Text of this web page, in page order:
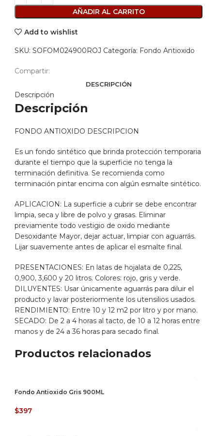
AÑADIR AL CARRITO
Add to wishlist
SKU: SOFOM024900ROJ Categoría: Fondo Antioxido
Compartir:
DESCRIPCIÓN
Descripción
Descripción
FONDO ANTIOXIDO DESCRIPCION
Es un fondo sintético que brinda protección temporaria
durante el tiempo que la superficie no tenga la
terminación definitiva. Se recomienda como
terminación pintar encima con algún esmalte sintético.
APLICACION: La superficie a cubrir se debe encontrar
limpia, seca y libre de polvo y grasas. Eliminar
previamente todo vestigio de oxido mediante
Desoxidante Mayor, dejar actuar, limpiar con aguarrás.
Lijar suavemente antes de aplicar el esmalte final.
PRESENTACIONES: En latas de hojalata de 0,225,
0,900, 3,600 y 20 litros. Colores: rojo, gris y verde.
DILUYENTES: Usar únicamente aguarrás para diluir el
producto y lavar posteriormente los utensilios usados.
RENDIMIENTO: Entre 10 y 12 m2 por litro y por mano.
SECADO: De 2 a 4 horas al tacto, de 10 a 12 horas entre
manos y de 24 a 36 horas para secado final.
Productos relacionados
Fondo Antioxido Gris 900ML
$397